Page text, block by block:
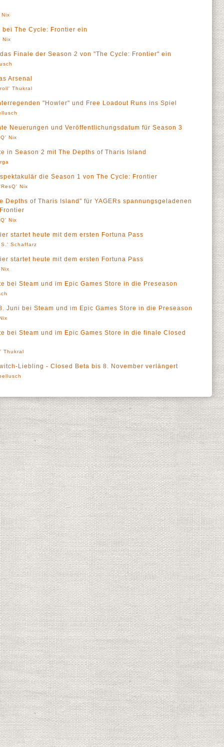
The Cycle: Frontier ein
Nix
Finale der Season 2 von "The Cycle: Frontier" ein
Arsenal
Thukral
"Howler" und Free Loadout Runs ins Spiel
Neuerungen und Veröffentlichungsdatum für Season 3
Nix
in Season 2 mit The Depths of Tharis Island
die Season 1 von The Cycle: Frontier
Nix
Depths of Tharis Island" für YAGERs spannungsgeladenen
Nix
startet heute mit dem ersten Fortuna Pass
S.' Schaffarz
startet heute mit dem ersten Fortuna Pass
bei Steam und im Epic Games Store in die Preseason
Juni bei Steam und im Epic Games Store in die Preseason
bei Steam und im Epic Games Store in die finale Closed
Thukral
Liebling - Closed Beta bis 8. November verlängert